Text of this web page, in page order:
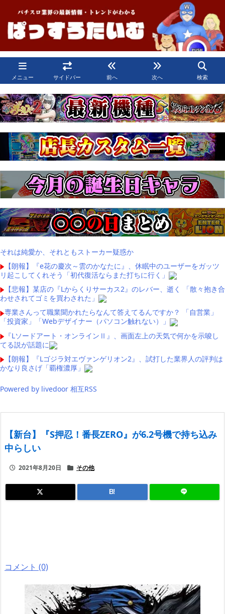
メニュー サイドバー 前へ 次へ 検索
それは純愛か、それともストーカー疑惑か
【朗報】『e花の慶次～雲のかなたに』、休眠中のユーザーをガッツ
リ起こしてくれそう「初代復活ならまた打ちに行く」
【悲報】某店の『Lからくりサーカス2』のレバー、逝く 「散々抱き合
わせされてゴミを買わされた」
専業さんって職業聞かれたらなんて答えてるんですか？ 「自営業」
「投資家」「Webデザイナー（パソコン触れない）」
『Lソードアート・オンラインⅡ』、画面左上の天気で何かを示唆し
てる説が話題に
【朗報】『Lゴジラ対エヴァンゲリオン2』、試打した業界人の評判は
かなり良さげ「覇権濃厚」
Powered by livedoor 相互RSS
【新台】『S押忍！番長ZERO』が6.2号機で持ち込み
中らしい
2021年8月20日 その他
B!
コメント (0)